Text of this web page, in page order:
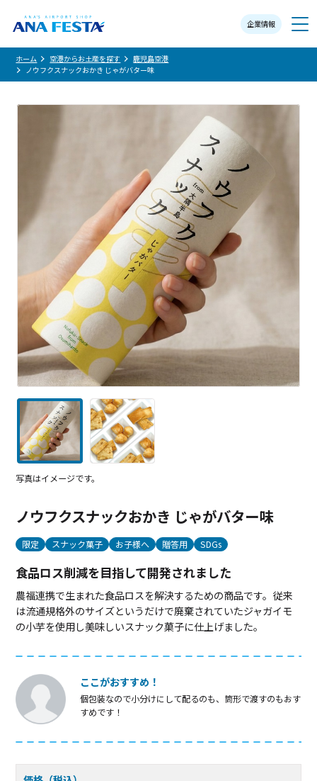
企業情報
メニュー
ホーム 空港からお土産を探す
鹿児島空港
ノウフクスナックおかき じゃがバター味
写真はイメージです。
ノウフクスナックおかき じゃがバター味
限定 スナック菓子 お子様へ 贈答用 SDGs
食品ロス削減を目指して開発されました
農福連携で生まれた食品ロスを解決するための商品です。従来
は流通規格外のサイズというだけで廃棄されていたジャガイモ
の小芋を使用し美味しいスナック菓子に仕上げました。
ここがおすすめ！
個包装なので小分けにして配るのも、筒形で渡すのもおす
すめです！